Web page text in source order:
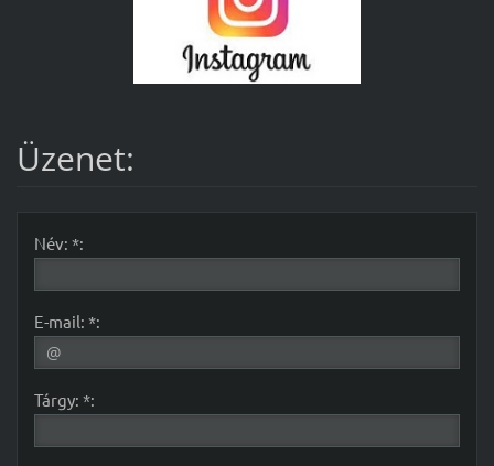
Üzenet:
Név: *:
E-mail: *:
Tárgy: *: